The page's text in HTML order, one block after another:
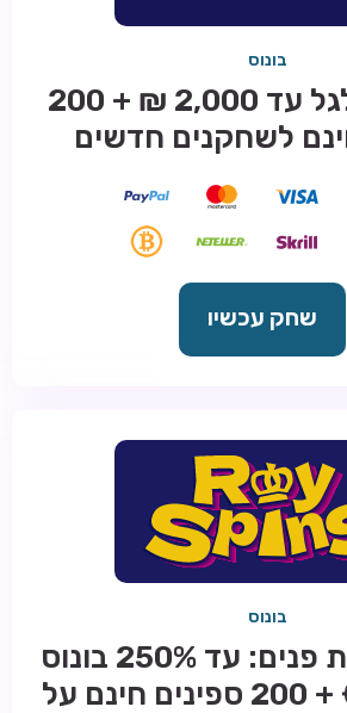
בונוס
בונוס מתגלגל עד 2,000 ₪ + 200
לשחקנים חדשים
שחק עכשיו
בונוס
חבילת קבלת פנים: עד 250% בונוס
עד €2,000 + 200 ספינים חינם על